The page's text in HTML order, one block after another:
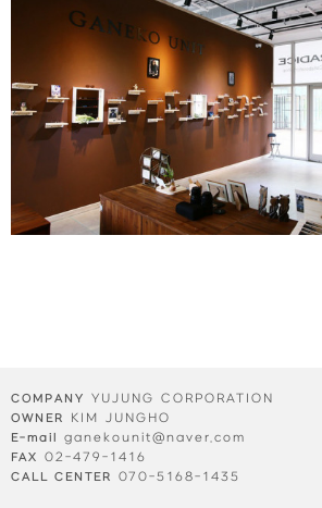
COMPANY YUJUNG CORPORATION
OWNER KIM JUNGHO
E-mail ganekounit@naver.com
FAX 02-479-1416
CALL CENTER 070-5168-1435